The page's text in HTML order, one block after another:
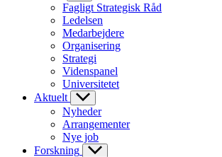
Fagligt Strategisk Råd
Ledelsen
Medarbejdere
Organisering
Strategi
Videnspanel
Universitetet
Aktuelt
Nyheder
Arrangementer
Nye job
Forskning